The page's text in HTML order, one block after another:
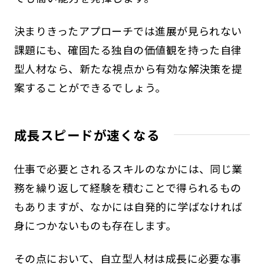
決まりきったアプローチでは進展が見られない
課題にも、確固たる独自の価値観を持った自律
型人材なら、新たな視点から有効な解決策を提
案することができるでしょう。
成長スピードが速くなる
仕事で必要とされるスキルのなかには、同じ業
務を繰り返して経験を積むことで得られるもの
もありますが、なかには自発的に学ばなければ
身につかないものも存在します。
その点において、自立型人材は成長に必要な事